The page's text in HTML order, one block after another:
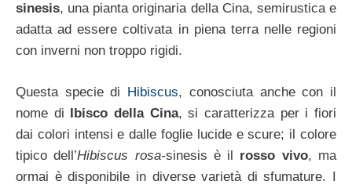
sinesis, una pianta originaria della Cina, semirustica e
adatta ad essere coltivata in piena terra nelle regioni
con inverni non troppo rigidi.
Questa specie di Hibiscus, conosciuta anche con il
nome di Ibisco della Cina, si caratterizza per i fiori
dai colori intensi e dalle foglie lucide e scure; il colore
tipico dell’Hibiscus rosa-sinesis è il rosso vivo, ma
ormai è disponibile in diverse varietà di sfumature. I